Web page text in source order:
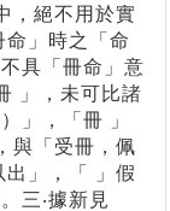
，絕不用於實
」時之「命
具「冊命」意
」，未可比諸
」，「冊 」
與「受冊，佩
」，「 」假
三‧據新見